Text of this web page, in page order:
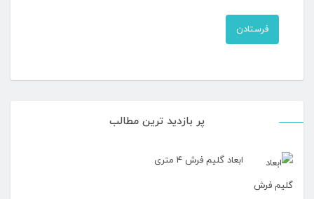
پر بازدید ترین مطالب
ابعاد گلیم فرش ۴ متری